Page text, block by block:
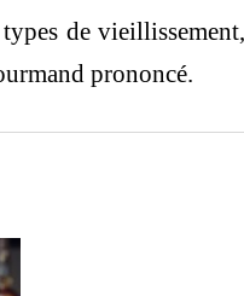
de
prononcé.